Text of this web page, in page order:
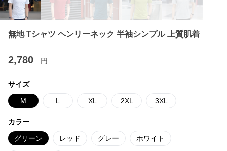
無地 Tシャツ ヘンリーネック 半袖シンプル 上質肌着
2,780 円
サイズ
M L XL 2XL 3XL
カラー
グリーン レッド グレー ホワイト